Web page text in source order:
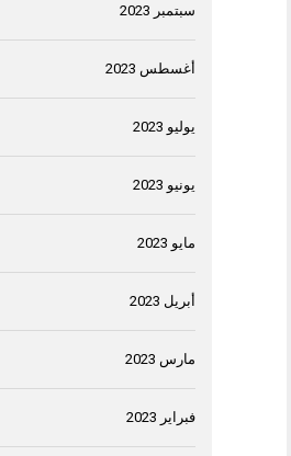
سبتمبر 2023
أغسطس 2023
يوليو 2023
يونيو 2023
مايو 2023
أبريل 2023
مارس 2023
فبراير 2023